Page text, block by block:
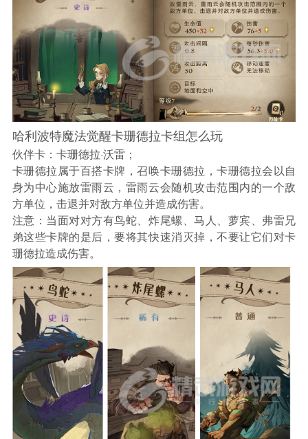
哈利波特魔法觉醒卡珊德拉卡组怎么玩
伙伴卡：卡珊德拉·沃雷；
卡珊德拉属于百搭卡牌，召唤卡珊德拉，卡珊德拉会以自
身为中心施放雷雨云，雷雨云会随机攻击范围内的一个敌
方单位，击退并对敌方单位并造成伤害。
注意：当面对对方有鸟蛇、炸尾螺、马人、萝宾、弗雷兄
弟这些卡牌的是后，要将其快速消灭掉，不要让它们对卡
珊德拉造成伤害。